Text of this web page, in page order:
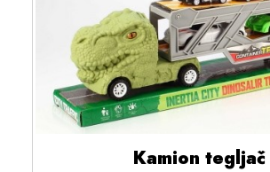
Kamion tegljač